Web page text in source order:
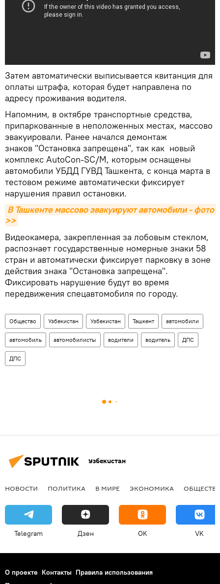
Затем автоматически выписывается квитанция для
оплаты штрафа, которая будет направлена по
адресу проживания водителя.
Напомним, в октябре транспортные средства,
припаркованные в неположенных местах, массово
эвакуировали. Ранее начался демонтаж
знаков "Остановка запрещена", так как новый
комплекс AutoCon-SC/M, которым оснащены
автомобили УБДД ГУВД Ташкента, с конца марта в
тестовом режиме автоматически фиксирует
нарушения правил остановки.
В Ташкенте массово эвакуируют автомобили - фото
>>
Видеокамера, закрепленная за лобовым стеклом,
распознает государственные номерные знаки 58
стран и автоматически фиксирует парковку в зоне
действия знака "Остановка запрещена".
Фиксировать нарушение будут во время
передвижения спецавтомобиля по городу.
Общество Узбекистан Узбекистан Ташкент автомобили
автомобиль автомобилисты водители водитель ДПС
ДПС
Узбекистан
НОВОСТИ ПОЛИТИКА В МИРЕ ЭКОНОМИКА
Telegram Дзен OK VK
О проекте Контакты Правила использования